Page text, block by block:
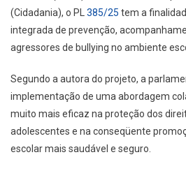
(Cidadania), o PL385/25 tem a
integrada de prevenção,
agressores de bullying no ambiente
Segundo a autora do projeto, a
implementação de uma abordagem
muito mais eficaz na proteção dos
adolescentes e na conseqüente
escolar mais saudável e seguro.